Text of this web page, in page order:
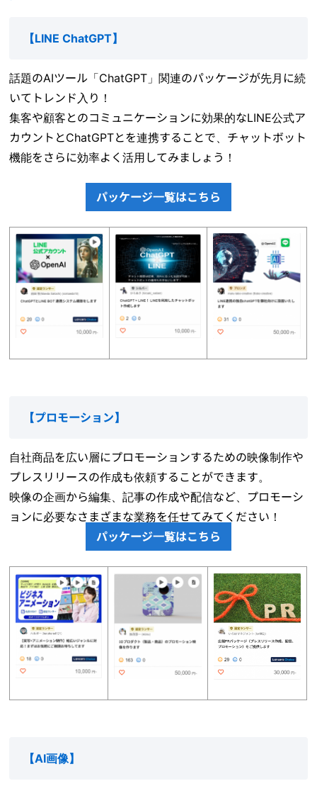
【LINE ChatGPT】
話題のAIツール「ChatGPT」関連のパッケージが先月に続
いてトレンド入り！
集客や顧客とのコミュニケーションに効果的なLINE公式ア
カウントとChatGPTとを連携することで、チャットボット
機能をさらに効率よく活用してみましょう！
パッケージ一覧はこちら
【プロモーション】
自社商品を広い層にプロモーションするための映像制作や
プレスリリースの作成も依頼することができます。
映像の企画から編集、記事の作成や配信など、プロモーシ
ョンに必要なさまざまな業務を任せてみてください！
パッケージ一覧はこちら
【AI画像】